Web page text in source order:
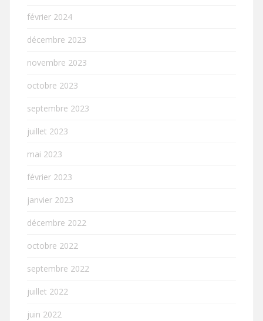
février 2024
décembre 2023
novembre 2023
octobre 2023
septembre 2023
juillet 2023
mai 2023
février 2023
janvier 2023
décembre 2022
octobre 2022
septembre 2022
juillet 2022
juin 2022